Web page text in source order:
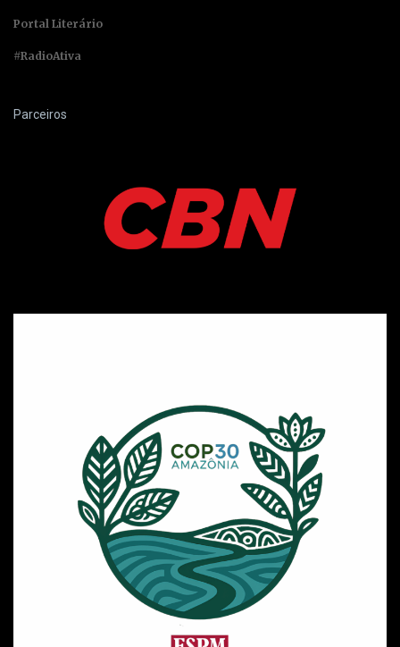
Portal Literário
#RadioAtiva
Parceiros